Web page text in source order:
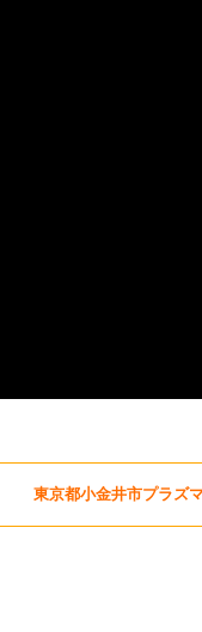
東京都小金井市プラズ